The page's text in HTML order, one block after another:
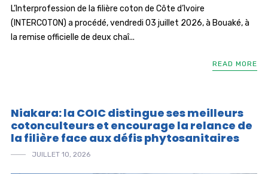
L’Interprofession de la filière coton de Côte d’Ivoire
(INTERCOTON) a procédé, vendredi 03 juillet 2026, à Bouaké, à
la remise officielle de deux chaî...
READ MORE
Niakara: la COIC distingue ses meilleurs
cotonculteurs et encourage la relance de
la filière face aux défis phytosanitaires
JUILLET 10, 2026